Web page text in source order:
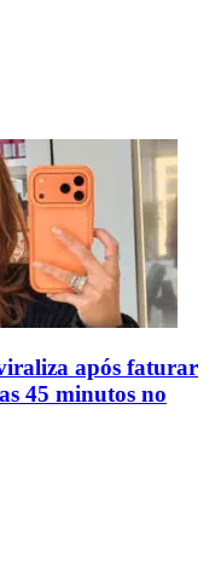
após faturar
45 minutos no